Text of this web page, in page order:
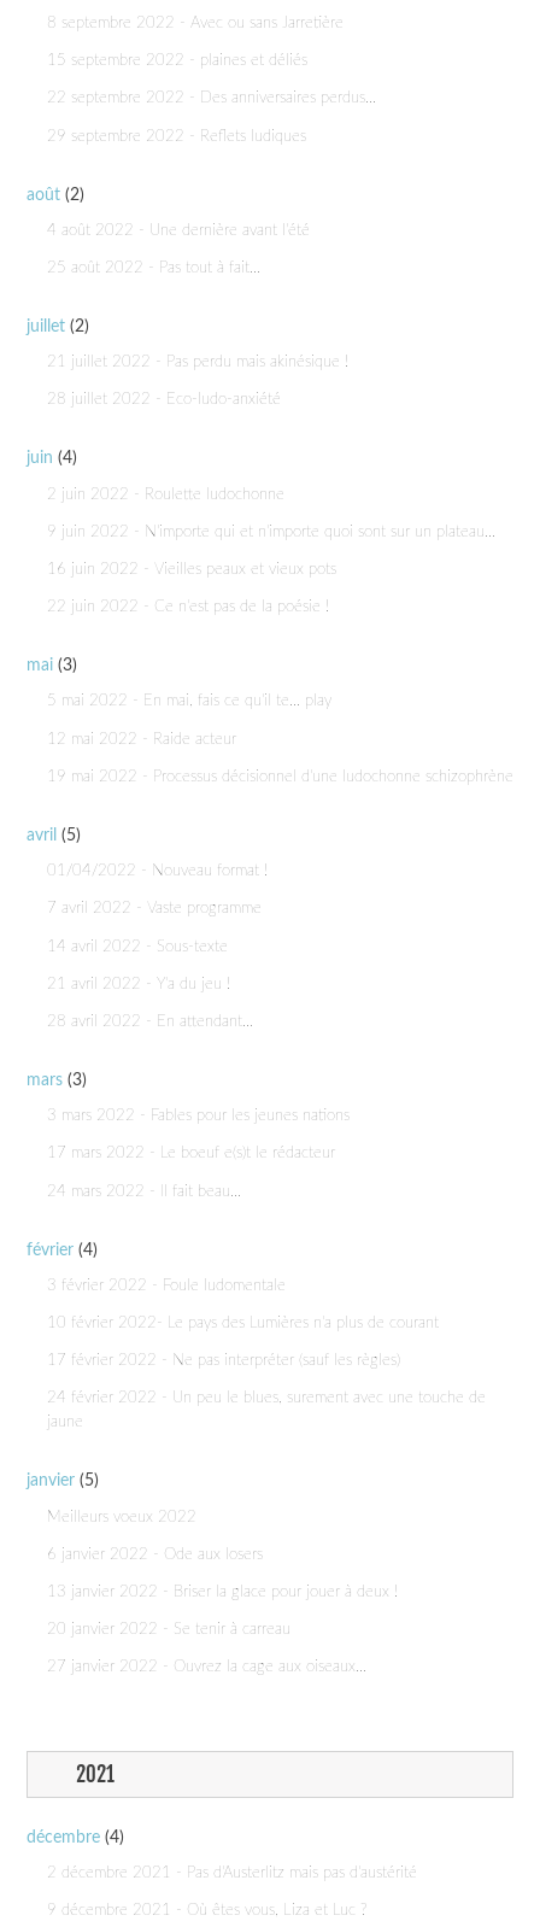
8 septembre 2022 - Avec ou sans Jarretière
15 septembre 2022 - plaines et déliés
22 septembre 2022 - Des anniversaires perdus...
29 septembre 2022 - Reflets ludiques
août (2)
4 août 2022 - Une dernière avant l'été
25 août 2022 - Pas tout à fait...
juillet (2)
21 juillet 2022 - Pas perdu mais akinésique !
28 juillet 2022 - Eco-ludo-anxiété
juin (4)
2 juin 2022 - Roulette ludochonne
9 juin 2022 - N'importe qui et n'importe quoi sont sur un plateau...
16 juin 2022 - Vieilles peaux et vieux pots
22 juin 2022 - Ce n'est pas de la poésie !
mai (3)
5 mai 2022 - En mai, fais ce qu'il te... play
12 mai 2022 - Raide acteur
19 mai 2022 - Processus décisionnel d'une ludochonne schizophrène
avril (5)
01/04/2022 - Nouveau format !
7 avril 2022 - Vaste programme
14 avril 2022 - Sous-texte
21 avril 2022 - Y'a du jeu !
28 avril 2022 - En attendant...
mars (3)
3 mars 2022 - Fables pour les jeunes nations
17 mars 2022 - Le boeuf e(s)t le rédacteur
24 mars 2022 - Il fait beau...
février (4)
3 février 2022 - Foule ludomentale
10 février 2022- Le pays des Lumières n'a plus de courant
17 février 2022 - Ne pas interpréter (sauf les règles)
24 février 2022 - Un peu le blues, surement avec une touche de
jaune
janvier (5)
Meilleurs voeux 2022
6 janvier 2022 - Ode aux losers
13 janvier 2022 - Briser la glace pour jouer à deux !
20 janvier 2022 - Se tenir à carreau
27 janvier 2022 - Ouvrez la cage aux oiseaux...
2021
décembre (4)
2 décembre 2021 - Pas d'Austerlitz mais pas d'austérité
9 décembre 2021 - Où êtes vous, Liza et Luc ?